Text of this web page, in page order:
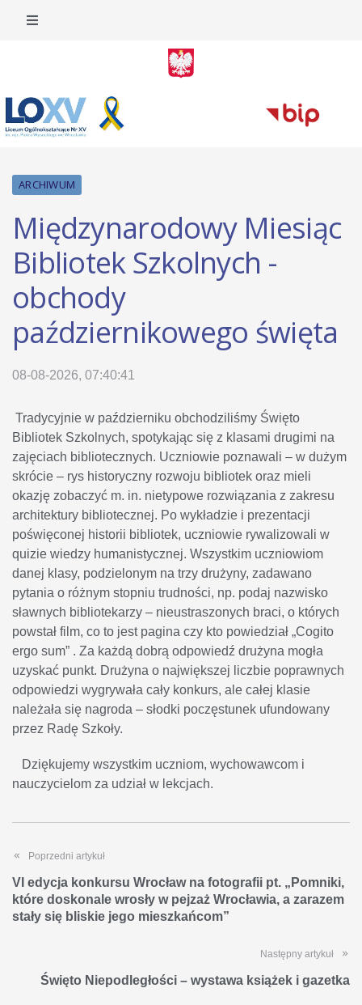
ARCHIWUM
Międzynarodowy Miesiąc
Bibliotek Szkolnych -
obchody
październikowego święta
08-08-2026, 07:40:41
Tradycyjnie w październiku obchodziliśmy Święto
Bibliotek Szkolnych, spotykając się z klasami drugimi na
zajęciach bibliotecznych. Uczniowie poznawali – w dużym
skrócie – rys historyczny rozwoju bibliotek oraz mieli
okazję zobaczyć m. in. nietypowe rozwiązania z zakresu
architektury bibliotecznej. Po wykładzie i prezentacji
poświęconej historii bibliotek, uczniowie rywalizowali w
quizie wiedzy humanistycznej. Wszystkim uczniowiom
danej klasy, podzielonym na trzy drużyny, zadawano
pytania o różnym stopniu trudności, np. podaj nazwisko
sławnych bibliotekarzy – nieustraszonych braci, o których
powstał film, co to jest pagina czy kto powiedział „Cogito
ergo sum” . Za każdą dobrą odpowiedź drużyna mogła
uzyskać punkt. Drużyna o największej liczbie poprawnych
odpowiedzi wygrywała cały konkurs, ale całej klasie
należała się nagroda – słodki poczęstunek ufundowany
przez Radę Szkoły.
Dziękujemy wszystkim uczniom, wychowawcom i
nauczycielom za udział w lekcjach.
Poprzedni artykuł
VI edycja konkursu Wrocław na fotografii pt. „Pomniki,
które doskonale wrosły w pejzaż Wrocławia, a zarazem
stały się bliskie jego mieszkańcom”
Następny artykuł
Święto Niepodległości – wystawa książek i gazetka